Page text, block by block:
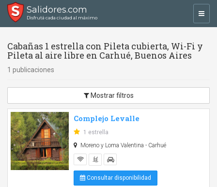
Salidores.com
Disfrutá cada ciudad al máximo
Cabañas 1 estrella con Pileta cubierta, Wi-Fi y
Pileta al aire libre en Carhué, Buenos Aires
1 publicaciones
Mostrar filtros
Complejo Levalle
1 estrella
Moreno y Loma Valentina - Carhué
Consultar disponibilidad